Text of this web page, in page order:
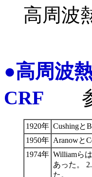
高周波
●高周波
CRF 参
1920年 Cushingと
1950年 Aranowと
1974年 Williamらは
あった。
た。